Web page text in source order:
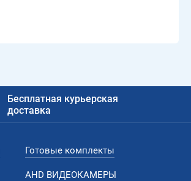
Бесплатная курьерская
доставка
Готовые комплекты
AHD ВИДЕОКАМЕРЫ